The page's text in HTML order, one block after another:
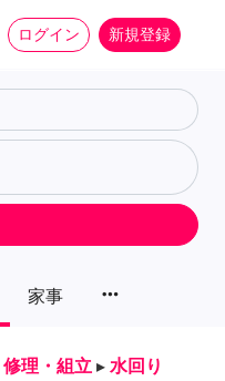
ログイン 新規登録
家事 more_horiz
修理・組立 ▸ 水回り